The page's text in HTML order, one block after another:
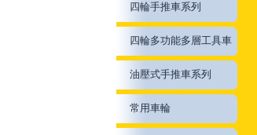
四輪手推車系列
四輪多功能多層工具車
油壓式手推車系列
常用車輪